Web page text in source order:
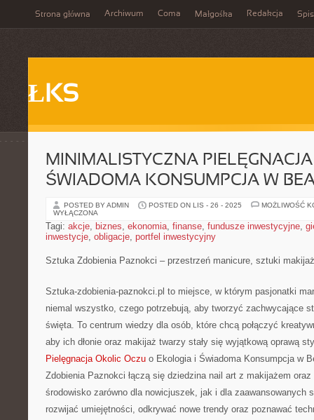
Strona główna Archiwum Coma Małgośka Redakcja
ŁKS
MINIMALISTYCZNA
ŚWIADOMA KONSUMPCJA W
POSTED BY ADMIN POSTED ON LIS - 26 - 2025
MOŻLIWOŚĆ
WYŁĄCZONA
Tagi: akcje, biznes, ekonomia, finanse, fundusze inwestycyjne,
inwestycje, obligacje, portfel inwestycyjny
Sztuka Zdobienia Paznokci – przestrzeń manicure, sztuki
Sztuka-zdobienia-paznokci.pl to miejsce, w którym pasjonatki
niemal wszystko, czego potrzebują, aby tworzyć zachwycające
święta. To centrum wiedzy dla osób, które chcą połączyć
aby ich dłonie oraz makijaż twarzy stały się wyjątkową oprawą
Pielęgnacja Okolic Oczu o Ekologia i Świadoma Konsumpcja w
Zdobienia Paznokci łączą się dziedzina nail art z makijażem
środowisko zarówno dla nowicjuszek, jak i dla zaawansowanych
rozwijać umiejętności, odkrywać nowe trendy oraz poznawać